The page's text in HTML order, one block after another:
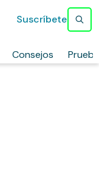
Consejos
Suscríbete